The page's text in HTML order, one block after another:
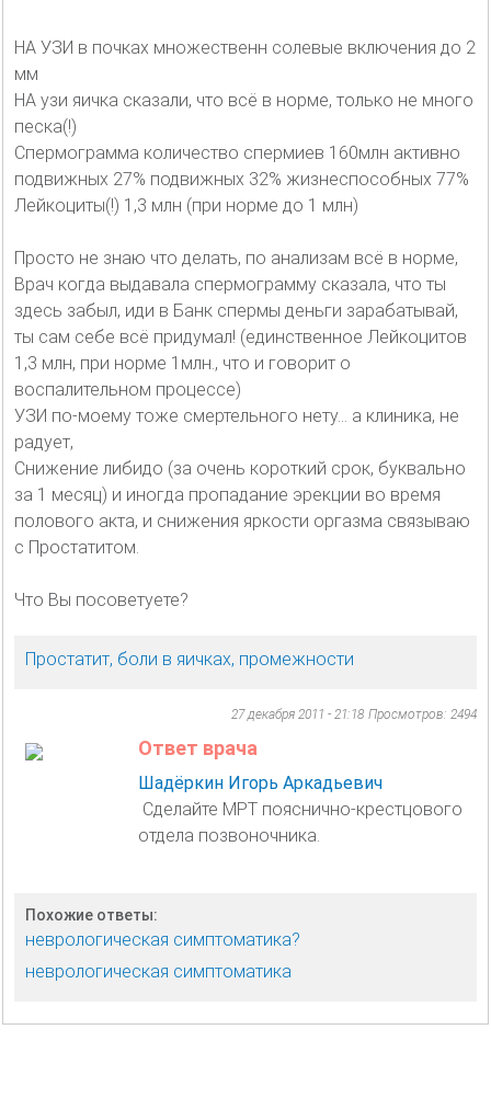
НА УЗИ в почках множественн солевые включения до 2
мм
НА узи яичка сказали, что всё в норме, только не много
песка(!)
Спермограмма количество спермиев 160млн активно
подвижных 27% подвижных 32% жизнеспособных 77%
Лейкоциты(!) 1,3 млн (при норме до 1 млн)
Просто не знаю что делать, по анализам всё в норме,
Врач когда выдавала спермограмму сказала, что ты
здесь забыл, иди в Банк спермы деньги зарабатывай,
ты сам себе всё придумал! (единственное Лейкоцитов
1,3 млн, при норме 1млн., что и говорит о
воспалительном процессе)
УЗИ по-моему тоже смертельного нету… а клиника, не
радует,
Снижение либидо (за очень короткий срок, буквально
за 1 месяц) и иногда пропадание эрекции во время
полового акта, и снижения яркости оргазма связываю
с Простатитом.
Что Вы посоветуете?
Простатит, боли в яичках, промежности
27 декабря 2011 - 21:18 Просмотров: 2494
Ответ врача
Шадёркин Игорь Аркадьевич
Сделайте МРТ пояснично-крестцового
отдела позвоночника.
Похожие ответы:
неврологическая симптоматика?
неврологическая симптоматика